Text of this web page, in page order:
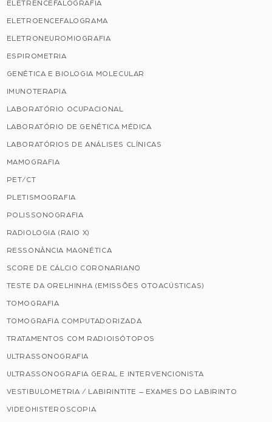
ELETRENCEFALOGRAFIA
ELETROENCEFALOGRAMA
ELETRONEUROMIOGRAFIA
ESPIROMETRIA
GENÉTICA E BIOLOGIA MOLECULAR
IMUNOTERAPIA
LABORATÓRIO OCUPACIONAL
LABORATÓRIO DE GENÉTICA MÉDICA
LABORATÓRIOS DE ANÁLISES CLÍNICAS
MAMOGRAFIA
PET/CT
PLETISMOGRAFIA
POLISSONOGRAFIA
RADIOLOGIA (RAIO X)
RESSONÂNCIA MAGNÉTICA
SCORE DE CÁLCIO CORONARIANO
TESTE DA ORELHINHA (EMISSÕES OTOACÚSTICAS)
TOMOGRAFIA
TOMOGRAFIA COMPUTADORIZADA
TRATAMENTOS COM RADIOISÓTOPOS
ULTRASSONOGRAFIA
ULTRASSONOGRAFIA GERAL E INTERVENCIONISTA
VESTIBULOMETRIA / LABIRINTITE – EXAMES DO LABIRINTO
VIDEOHISTEROSCOPIA